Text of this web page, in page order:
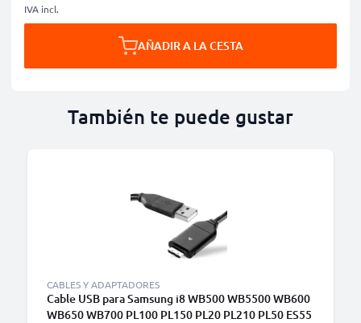
IVA incl.
AÑADIR A LA CESTA
También te puede gustar
CABLES Y ADAPTADORES
Cable USB para Samsung i8 WB500 WB5500 WB600
WB650 WB700 PL100 PL150 PL20 PL210 PL50 ES55